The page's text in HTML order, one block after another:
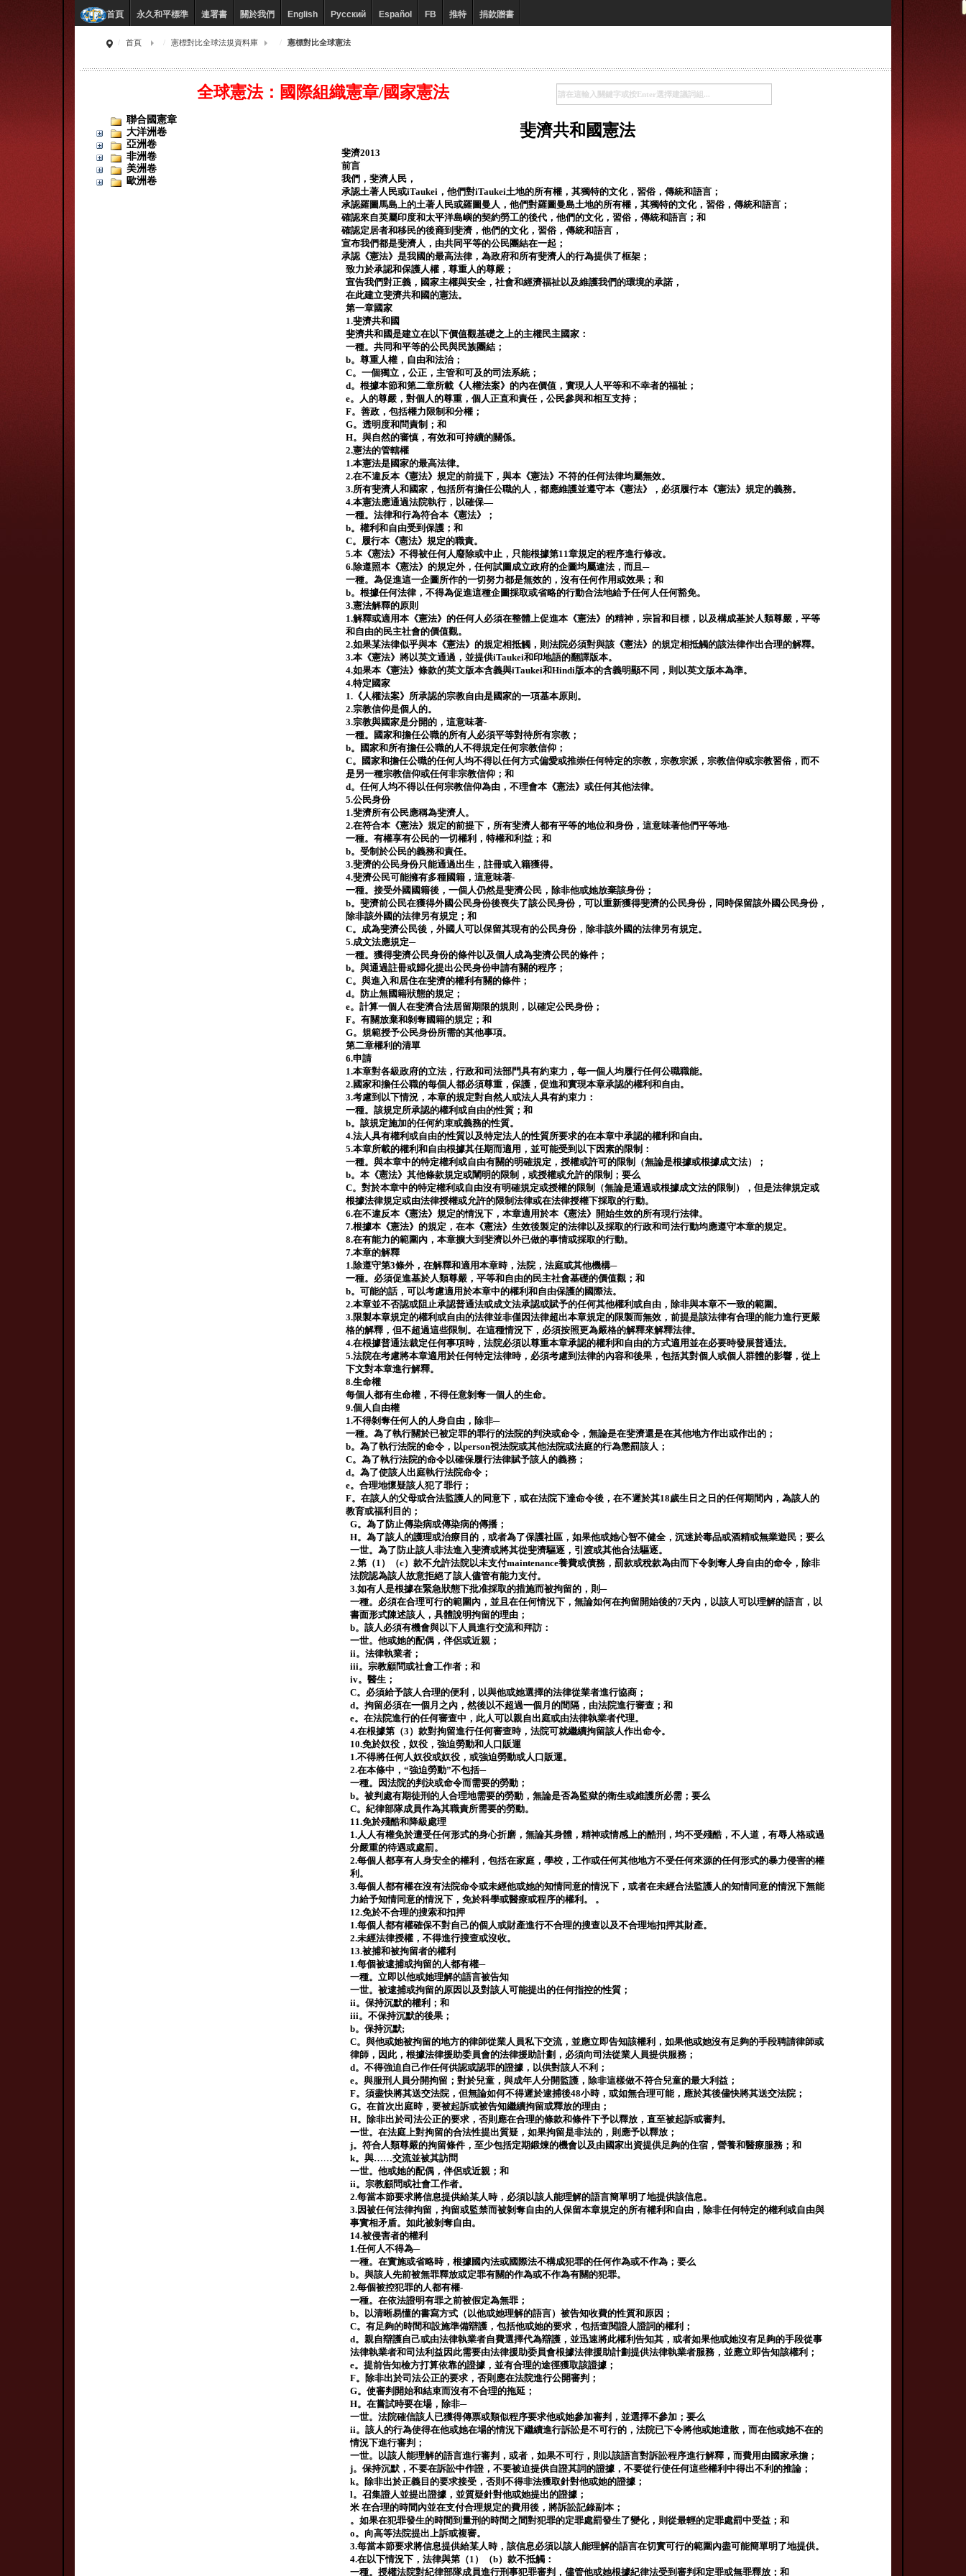
首頁 永久和平標準 連署書 關於我們 English Русский Español FB 推特 捐款贈書
首頁 憲標對比全球法規資料庫 憲標對比全球憲法
全球憲法：國際組織憲章/國家憲法
聯合國憲章
大洋洲卷
亞洲卷
非洲卷
美洲卷
歐洲卷
斐濟共和國憲法
斐濟2013
前言
我們，斐濟人民，
承認土著人民或iTaukei，他們對iTaukei土地的所有權，其獨特的文化，習俗，傳統和語言；
承認羅圖馬島上的土著人民或羅圖曼人，他們對羅圖曼島土地的所有權，其獨特的文化，習俗，傳統和語言；
確認來自英屬印度和太平洋島嶼的契約勞工的後代，他們的文化，習俗，傳統和語言；和
確認定居者和移民的後裔到斐濟，他們的文化，習俗，傳統和語言，
宣布我們都是斐濟人，由共同平等的公民團結在一起；
承認《憲法》是我國的最高法律，為政府和所有斐濟人的行為提供了框架；
致力於承認和保護人權，尊重人的尊嚴；
宣告我們對正義，國家主權與安全，社會和經濟福祉以及維護我們的環境的承諾，
在此建立斐濟共和國的憲法。
第一章國家
1.斐濟共和國
斐濟共和國是建立在以下價值觀基礎之上的主權民主國家：
一種。共同和平等的公民與民族團結；
b。尊重人權，自由和法治；
C。一個獨立，公正，主管和可及的司法系統；
d。根據本節和第二章所載《人權法案》的內在價值，實現人人平等和不幸者的福祉；
e。人的尊嚴，對個人的尊重，個人正直和責任，公民參與和相互支持；
F。善政，包括權力限制和分權；
G。透明度和問責制；和
H。與自然的審慎，有效和可持續的關係。
2.憲法的管轄權
1.本憲法是國家的最高法律。
2.在不違反本《憲法》規定的前提下，與本《憲法》不符的任何法律均屬無效。
3.所有斐濟人和國家，包括所有擔任公職的人，都應維護並遵守本《憲法》，必須履行本《憲法》規定的義務。
4.本憲法應通過法院執行，以確保—
一種。法律和行為符合本《憲法》；
b。權利和自由受到保護；和
C。履行本《憲法》規定的職責。
5.本《憲法》不得被任何人廢除或中止，只能根據第11章規定的程序進行修改。
6.除遵照本《憲法》的規定外，任何試圖成立政府的企圖均屬違法，而且─
一種。為促進這一企圖所作的一切努力都是無效的，沒有任何作用或效果；和
b。根據任何法律，不得為促進這種企圖採取或省略的行動合法地給予任何人任何豁免。
3.憲法解釋的原則
1.解釋或適用本《憲法》的任何人必須在整體上促進本《憲法》的精神，宗旨和目標，以及構成基於人類尊嚴，平等
和自由的民主社會的價值觀。
2.如果某法律似乎與本《憲法》的規定相抵觸，則法院必須對與該《憲法》的規定相抵觸的該法律作出合理的解釋。
3.本《憲法》將以英文通過，並提供iTaukei和印地語的翻譯版本。
4.如果本《憲法》條款的英文版本含義與iTaukei和Hindi版本的含義明顯不同，則以英文版本為準。
4.特定國家
1.《人權法案》所承認的宗教自由是國家的一項基本原則。
2.宗教信仰是個人的。
3.宗教與國家是分開的，這意味著-
一種。國家和擔任公職的所有人必須平等對待所有宗教；
b。國家和所有擔任公職的人不得規定任何宗教信仰；
C。國家和擔任公職的任何人均不得以任何方式偏愛或推崇任何特定的宗教，宗教宗派，宗教信仰或宗教習俗，而不
是另一種宗教信仰或任何非宗教信仰；和
d。任何人均不得以任何宗教信仰為由，不理會本《憲法》或任何其他法律。
5.公民身份
1.斐濟所有公民應稱為斐濟人。
2.在符合本《憲法》規定的前提下，所有斐濟人都有平等的地位和身份，這意味著他們平等地-
一種。有權享有公民的一切權利，特權和利益；和
b。受制於公民的義務和責任。
3.斐濟的公民身份只能通過出生，註冊或入籍獲得。
4.斐濟公民可能擁有多種國籍，這意味著-
一種。接受外國國籍後，一個人仍然是斐濟公民，除非他或她放棄該身份；
b。斐濟前公民在獲得外國公民身份後喪失了該公民身份，可以重新獲得斐濟的公民身份，同時保留該外國公民身份，
除非該外國的法律另有規定；和
C。成為斐濟公民後，外國人可以保留其現有的公民身份，除非該外國的法律另有規定。
5.成文法應規定─
一種。獲得斐濟公民身份的條件以及個人成為斐濟公民的條件；
b。與通過註冊或歸化提出公民身份申請有關的程序；
C。與進入和居住在斐濟的權利有關的條件；
d。防止無國籍狀態的規定；
e。計算一個人在斐濟合法居留期限的規則，以確定公民身份；
F。有關放棄和剝奪國籍的規定；和
G。規範授予公民身份所需的其他事項。
第二章權利的清單
6.申請
1.本章對各級政府的立法，行政和司法部門具有約束力，每一個人均履行任何公職職能。
2.國家和擔任公職的每個人都必須尊重，保護，促進和實現本章承認的權利和自由。
3.考慮到以下情況，本章的規定對自然人或法人具有約束力：
一種。該規定所承認的權利或自由的性質；和
b。該規定施加的任何約束或義務的性質。
4.法人具有權利或自由的性質以及特定法人的性質所要求的在本章中承認的權利和自由。
5.本章所載的權利和自由根據其任期而適用，並可能受到以下因素的限制：
一種。與本章中的特定權利或自由有關的明確規定，授權或許可的限制（無論是根據或根據成文法）；
b。本《憲法》其他條款規定或闡明的限制，或授權或允許的限制；要么
C。對於本章中的特定權利或自由沒有明確規定或授權的限制（無論是通過或根據成文法的限制），但是法律規定或
根據法律規定或由法律授權或允許的限制法律或在法律授權下採取的行動。
6.在不違反本《憲法》規定的情況下，本章適用於本《憲法》開始生效的所有現行法律。
7.根據本《憲法》的規定，在本《憲法》生效後製定的法律以及採取的行政和司法行動均應遵守本章的規定。
8.在有能力的範圍內，本章擴大到斐濟以外已做的事情或採取的行動。
7.本章的解釋
1.除遵守第3條外，在解釋和適用本章時，法院，法庭或其他機構─
一種。必須促進基於人類尊嚴，平等和自由的民主社會基礎的價值觀；和
b。可能的話，可以考慮適用於本章中的權利和自由保護的國際法。
2.本章並不否認或阻止承認普通法或成文法承認或賦予的任何其他權利或自由，除非與本章不一致的範圍。
3.限製本章規定的權利或自由的法律並非僅因法律超出本章規定的限製而無效，前提是該法律有合理的能力進行更嚴
格的解釋，但不超過這些限制。在這種情況下，必須按照更為嚴格的解釋來解釋法律。
4.在根據普通法裁定任何事項時，法院必須以尊重本章承認的權利和自由的方式適用並在必要時發展普通法。
5.法院在考慮將本章適用於任何特定法律時，必須考慮到法律的內容和後果，包括其對個人或個人群體的影響，從上
下文對本章進行解釋。
8.生命權
每個人都有生命權，不得任意剝奪一個人的生命。
9.個人自由權
1.不得剝奪任何人的人身自由，除非─
一種。為了執行關於已被定罪的罪行的法院的判決或命令，無論是在斐濟還是在其他地方作出或作出的；
b。為了執行法院的命令，以person視法院或其他法院或法庭的行為懲罰該人；
C。為了執行法院的命令以確保履行法律賦予該人的義務；
d。為了使該人出庭執行法院命令；
e。合理地懷疑該人犯了罪行；
F。在該人的父母或合法監護人的同意下，或在法院下達命令後，在不遲於其18歲生日之日的任何期間內，為該人的
教育或福利目的；
G。為了防止傳染病或傳染病的傳播；
H。為了該人的護理或治療目的，或者為了保護社區，如果他或她心智不健全，沉迷於毒品或酒精或無業遊民；要么
一世。為了防止該人非法進入斐濟或將其從斐濟驅逐，引渡或其他合法驅逐。
2.第（1）（c）款不允許法院以未支付maintenance養費或債務，罰款或稅款為由而下令剝奪人身自由的命令，除非
法院認為該人故意拒絕了該人儘管有能力支付。
3.如有人是根據在緊急狀態下批准採取的措施而被拘留的，則─
一種。必須在合理可行的範圍內，並且在任何情況下，無論如何在拘留開始後的7天內，以該人可以理解的語言，以
書面形式陳述該人，具體說明拘留的理由；
b。該人必須有機會與以下人員進行交流和拜訪：
一世。他或她的配偶，伴侶或近親；
ii。法律執業者；
iii。宗教顧問或社會工作者；和
iv。醫生；
C。必須給予該人合理的便利，以與他或她選擇的法律從業者進行協商；
d。拘留必須在一個月之內，然後以不超過一個月的間隔，由法院進行審查；和
e。在法院進行的任何審查中，此人可以親自出庭或由法律執業者代理。
4.在根據第（3）款對拘留進行任何審查時，法院可就繼續拘留該人作出命令。
10.免於奴役，奴役，強迫勞動和人口販運
1.不得將任何人奴役或奴役，或強迫勞動或人口販運。
2.在本條中，“強迫勞動”不包括─
一種。因法院的判決或命令而需要的勞動；
b。被判處有期徒刑的人合理地需要的勞動，無論是否為監獄的衛生或維護所必需；要么
C。紀律部隊成員作為其職責所需要的勞動。
11.免於殘酷和降級處理
1.人人有權免於遭受任何形式的身心折磨，無論其身體，精神或情感上的酷刑，均不受殘酷，不人道，有辱人格或過
分嚴重的待遇或處罰。
2.每個人都享有人身安全的權利，包括在家庭，學校，工作或任何其他地方不受任何來源的任何形式的暴力侵害的權
利。
3.每個人都有權在沒有法院命令或未經他或她的知情同意的情況下，或者在未經合法監護人的知情同意的情況下無能
力給予知情同意的情況下，免於科學或醫療或程序的權利。 。
12.免於不合理的搜索和扣押
1.每個人都有權確保不對自己的個人或財產進行不合理的搜查以及不合理地扣押其財產。
2.未經法律授權，不得進行搜查或沒收。
13.被捕和被拘留者的權利
1.每個被逮捕或拘留的人都有權─
一種。立即以他或她理解的語言被告知
一世。被逮捕或拘留的原因以及對該人可能提出的任何指控的性質；
ii。保持沉默的權利；和
iii。不保持沉默的後果；
b。保持沉默;
C。與他或她被拘留的地方的律師從業人員私下交流，並應立即告知該權利，如果他或她沒有足夠的手段聘請律師或
律師，因此，根據法律援助委員會的法律援助計劃，必須向司法從業人員提供服務；
d。不得強迫自己作任何供認或認罪的證據，以供對該人不利；
e。與服刑人員分開拘留；對於兒童，與成年人分開監護，除非這樣做不符合兒童的最大利益；
F。須盡快將其送交法院，但無論如何不得遲於逮捕後48小時，或如無合理可能，應於其後儘快將其送交法院；
G。在首次出庭時，要被起訴或被告知繼續拘留或釋放的理由；
H。除非出於司法公正的要求，否則應在合理的條款和條件下予以釋放，直至被起訴或審判。
一世。在法庭上對拘留的合法性提出質疑，如果拘留是非法的，則應予以釋放；
j。符合人類尊嚴的拘留條件，至少包括定期鍛煉的機會以及由國家出資提供足夠的住宿，營養和醫療服務；和
k。與……交流並被其訪問
一世。他或她的配偶，伴侶或近親；和
ii。宗教顧問或社會工作者。
2.每當本節要求將信息提供給某人時，必須以該人能理解的語言簡單明了地提供該信息。
3.因被任何法律拘留，拘留或監禁而被剝奪自由的人保留本章規定的所有權利和自由，除非任何特定的權利或自由與
事實相矛盾。如此被剝奪自由。
14.被侵害者的權利
1.任何人不得為─
一種。在實施或省略時，根據國內法或國際法不構成犯罪的任何作為或不作為；要么
b。與該人先前被無罪釋放或定罪有關的作為或不作為有關的犯罪。
2.每個被控犯罪的人都有權-
一種。在依法證明有罪之前被假定為無罪；
b。以清晰易懂的書寫方式（以他或她理解的語言）被告知收費的性質和原因；
C。有足夠的時間和設施準備辯護，包括他或她的要求，包括查閱證人證詞的權利；
d。親自辯護自己或由法律執業者自費選擇代為辯護，並迅速將此權利告知其，或者如果他或她沒有足夠的手段從事
法律執業者和司法利益因此需要由法律援助委員會根據法律援助計劃提供法律執業者服務，並應立即告知該權利；
e。提前告知檢方打算依靠的證據，並有合理的途徑獲取該證據；
F。除非出於司法公正的要求，否則應在法院進行公開審判；
G。使審判開始和結束而沒有不合理的拖延；
H。在嘗試時要在場，除非─
一世。法院確信該人已獲得傳票或類似程序要求他或她參加審判，並選擇不參加；要么
ii。該人的行為使得在他或她在場的情況下繼續進行訴訟是不可行的，法院已下令將他或她遣散，而在他或她不在的
情況下進行審判；
一世。以該人能理解的語言進行審判，或者，如果不可行，則以該語言對訴訟程序進行解釋，而費用由國家承擔；
j。保持沉默，不要在訴訟中作證，不要被迫提供自證其詞的證據，不要從行使任何這些權利中得出不利的推論；
k。除非出於正義目的要求接受，否則不得非法獲取針對他或她的證據；
l。召集證人並提出證據，並質疑針對他或她提出的證據；
米 在合理的時間內並在支付合理規定的費用後，將訴訟記錄副本；
。如果在犯罪發生的時間到量刑的時間之間對犯罪的定罪處罰發生了變化，則從最輕的定罪處罰中受益；和
o。向高等法院提出上訴或複審。
3.每當本節要求將信息提供給某人時，該信息必須以該人能理解的語言在切實可行的範圍內盡可能簡單明了地提供。
4.在以下情況下，法律與第（1）（b）款不抵觸：
一種。授權法院對紀律部隊成員進行刑事犯罪審判，儘管他或她根據紀律法受到審判和定罪或無罪釋放；和